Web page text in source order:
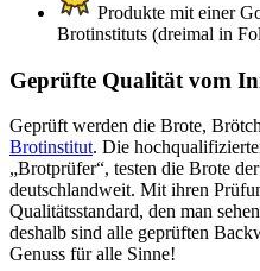
Produkte mit einer
Brotinstituts (dreimal in
Geprüfte Qualität vom
Geprüft werden die Brote,
Brotinstitut. Die
„Brotprüfer“, testen die Brote
deutschlandweit. Mit ihren
Qualitätsstandard, den man
deshalb sind alle geprüften
Genuss für alle Sinne!